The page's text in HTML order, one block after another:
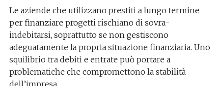
Le aziende che utilizzano prestiti a lungo termine
per finanziare progetti rischiano di sovra-
indebitarsi, soprattutto se non gestiscono
adeguatamente la propria situazione finanziaria. Uno
squilibrio tra debiti e entrate può portare a
problematiche che compromettono la stabilità
dell’impresa.